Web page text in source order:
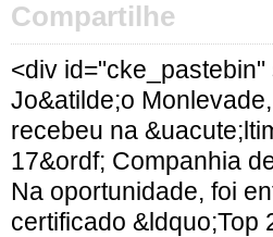
Compartilhe
<div
Jo&atilde;o
recebeu na
17&ordf; Companhia
Na oportunidade, foi
certificado &ldquo;Top